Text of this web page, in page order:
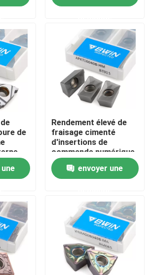
de tungstène
en carbure
de
Rendement élevé de
fraisage cimenté
d'insertions de
commande numérique
par ordinateur d'APKT
1604 pour l'acier
inoxydable
envoyer une